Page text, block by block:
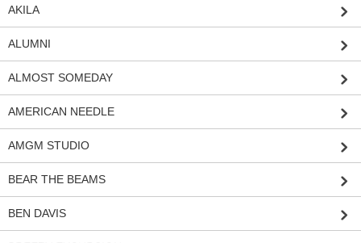
AKILA
ALUMNI
ALMOST SOMEDAY
AMERICAN NEEDLE
AMGM STUDIO
BEAR THE BEAMS
BEN DAVIS